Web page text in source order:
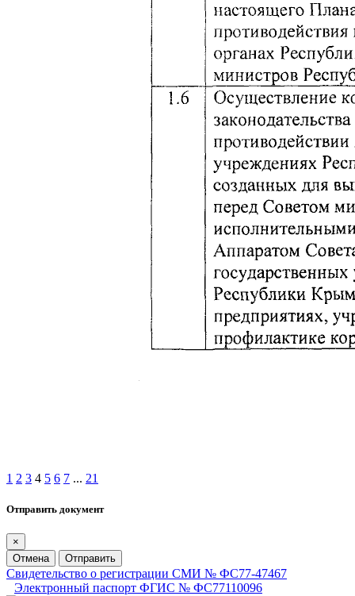
1 2 3 4 5 6 7 ... 21
Отправить документ
×
Отмена
Отправить
Свидетельство о регистрации СМИ № ФС77-47467
Электронный паспорт ФГИС № ФС77110096